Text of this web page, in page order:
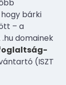
bárki
– a
domainek
(ISZT